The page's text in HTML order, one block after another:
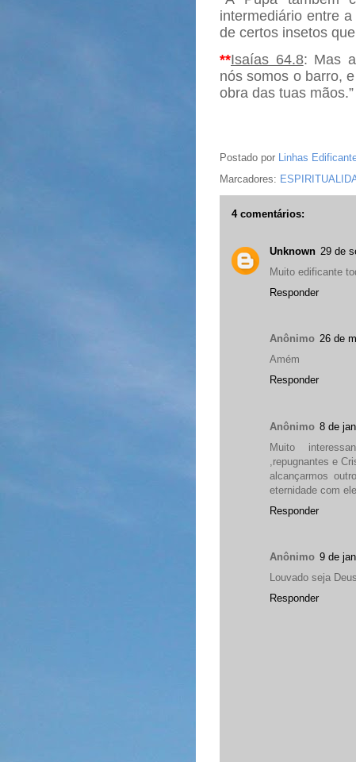
intermediário entre
de certos insetos
**Isaías 64.8: Mas
nós somos o barro,
obra das tuas mãos.”
Postado por Linhas
Marcadores:
4 comentários:
Unknown 29 de
Muito edificante
Responder
Anônimo 26 de
Amém
Responder
Anônimo 8 de
Muito
,repugnantes e
alcançarmos
eternidade com
Responder
Anônimo 9 de
Louvado seja
Responder